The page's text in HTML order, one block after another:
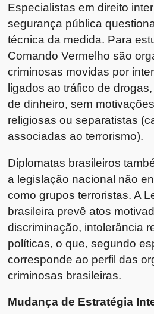
Especialistas em direito
segurança pública
técnica da medida. Para
Comando Vermelho são
criminosas movidas por
ligados ao tráfico de
de dinheiro, sem
religiosas ou separatistas
associadas ao terrorismo).
Diplomatas brasileiros
a legislação nacional não
como grupos terroristas. A
brasileira prevê atos
discriminação, intolerância
políticas, o que, segundo
corresponde ao perfil das
criminosas brasileiras.
Mudança de Estratégia